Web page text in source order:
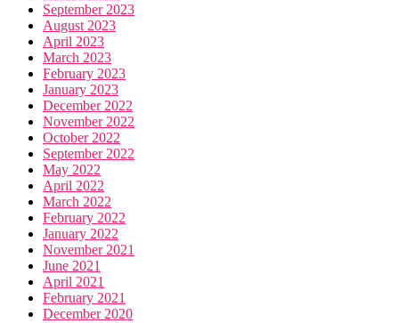
September 2023
August 2023
April 2023
March 2023
February 2023
January 2023
December 2022
November 2022
October 2022
September 2022
May 2022
April 2022
March 2022
February 2022
January 2022
November 2021
June 2021
April 2021
February 2021
December 2020